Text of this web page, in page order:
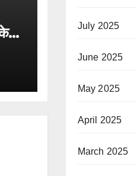
।
July 2025
June 2025
May 2025
April 2025
March 2025